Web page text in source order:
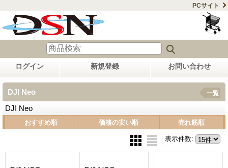
PCサイト
ログイン 新規登録 お問い合わせ
DJI Neo
DJI Neo
一覧
おすすめ順 価格の安い順 売れ筋順
表示件数: